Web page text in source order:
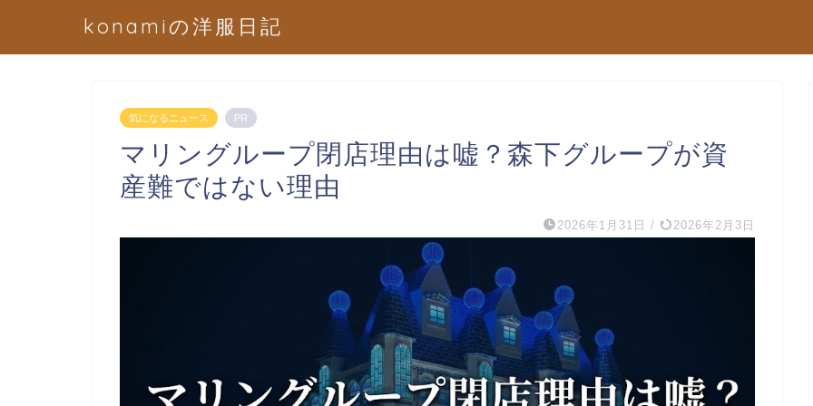
konamiの洋服日記
気になるニュース PR
マリングループ閉店理由は嘘？森下グループが資
産難ではない理由
2026年1月31日 / 2026年2月3日